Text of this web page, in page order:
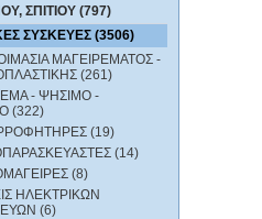
ΣΠΙΤΙΟΥ (797)
ΣΥΣΚΕΥΕΣ (3506)
ΜΑΓΕΙΡΕΜΑΤΟΣ -
(261)
- ΨΗΣΙΜΟ -
(322)
(19)
(14)
(8)
ΗΛΕΚΤΡΙΚΩΝ
(6)